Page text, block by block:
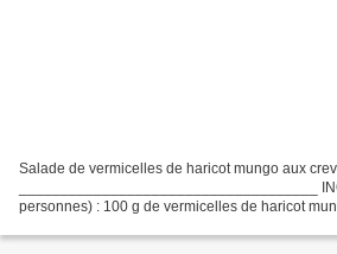
Salade de vermicelles de haricot mungo aux
____________________________________
personnes) : 100 g de vermicelles de haricot